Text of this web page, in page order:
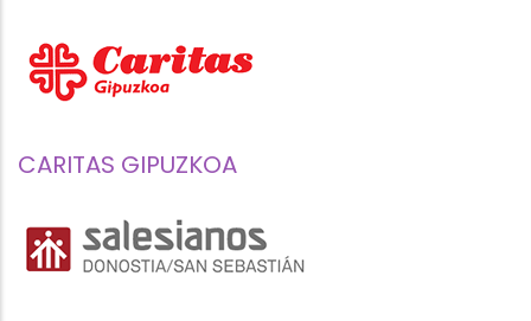
CARITAS GIPUZKOA